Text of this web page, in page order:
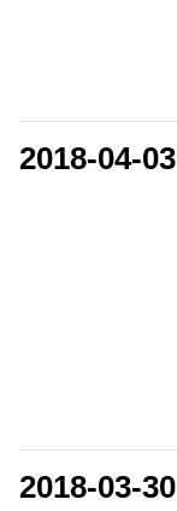
2018-04-03
2018-03-30